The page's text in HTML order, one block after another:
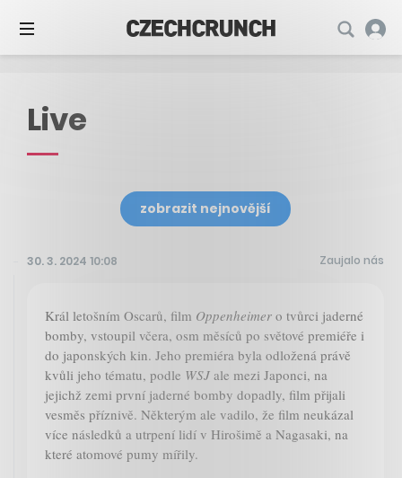
Live
zobrazit nejnovější
30. 3. 2024 10:08 Zaujalo nás
Král letošním Oscarů, film Oppenheimer o tvůrci jaderné
bomby, vstoupil včera, osm měsíců po světové premiéře i
do japonských kin. Jeho premiéra byla odložená právě
kvůli jeho tématu, podle WSJ ale mezi Japonci, na
jejichž zemi první jaderné bomby dopadly, film přijali
vesměs příznivě. Některým ale vadilo, že film neukázal
více následků a utrpení lidí v Hirošimě a Nagasaki, na
které atomové pumy mířily.